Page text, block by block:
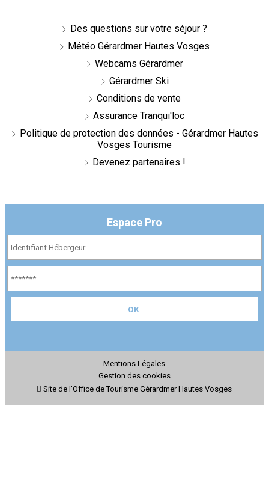
Des questions sur votre séjour ?
Météo Gérardmer Hautes Vosges
Webcams Gérardmer
Gérardmer Ski
Conditions de vente
Assurance Tranqui'loc
Politique de protection des données - Gérardmer Hautes
Vosges Tourisme
Devenez partenaires !
Espace Pro
Mentions Légales
Gestion des cookies
Site de l'Office de Tourisme Gérardmer Hautes Vosges